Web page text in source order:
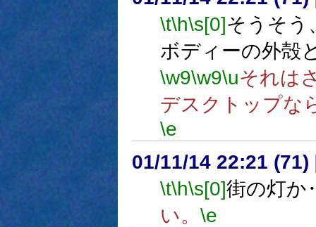
\t\h\s[0]そうそう
ボディーの外殻
\w9\w9\uそれは
デスクトップな
\e
01/11/14 22:21 (71)
\t\h\s[0]街の灯
い。 \e